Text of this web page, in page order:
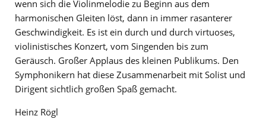
wenn sich die Violinmelodie zu Beginn aus dem
harmonischen Gleiten löst, dann in immer rasanterer
Geschwindigkeit. Es ist ein durch und durch virtuoses,
violinistisches Konzert, vom Singenden bis zum
Geräusch. Großer Applaus des kleinen Publikums. Den
Symphonikern hat diese Zusammenarbeit mit Solist und
Dirigent sichtlich großen Spaß gemacht.
Heinz Rögl